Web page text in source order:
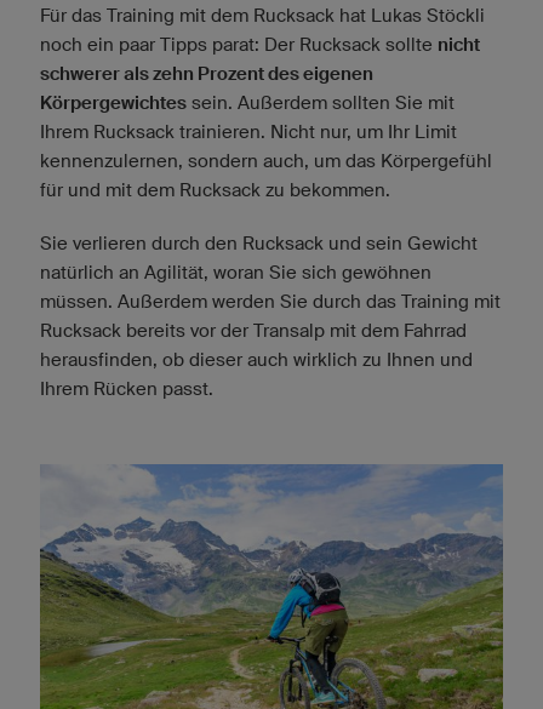
Für das Training mit dem Rucksack hat Lukas Stöckli
noch ein paar Tipps parat: Der Rucksack sollte nicht
schwerer als zehn Prozent des eigenen
Körpergewichtes sein. Außerdem sollten Sie mit
Ihrem Rucksack trainieren. Nicht nur, um Ihr Limit
kennenzulernen, sondern auch, um das Körpergefühl
für und mit dem Rucksack zu bekommen.
Sie verlieren durch den Rucksack und sein Gewicht
natürlich an Agilität, woran Sie sich gewöhnen
müssen. Außerdem werden Sie durch das Training mit
Rucksack bereits vor der Transalp mit dem Fahrrad
herausfinden, ob dieser auch wirklich zu Ihnen und
Ihrem Rücken passt.